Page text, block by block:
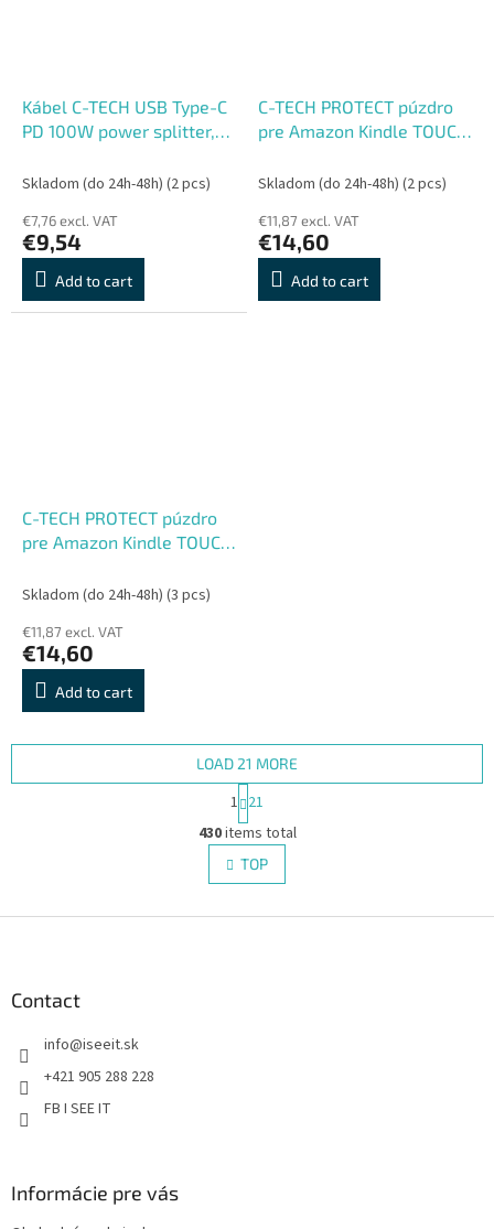
Kábel C-TECH USB Type-C
PD 100W power splitter,
Skladom (do 24h-48h) (2 pcs)
€7,76 excl. VAT
€9,54
Add to cart
C-TECH PROTECT púzdro
pre Amazon Kindle TOUCH
funkcie, hardcover, AKC-
Skladom (do 24h-48h) (2 pcs)
€11,87 excl. VAT
€14,60
Add to cart
C-TECH PROTECT púzdro
pre Amazon Kindle TOUCH
funkcie, hardcover, AKC-
Skladom (do 24h-48h) (3 pcs)
€11,87 excl. VAT
€14,60
Add to cart
L
i
s
t
LOAD 21 MORE
P
a
g
i
n
a
i
1 21
430items total
TOP
Contact
info@iseeit.sk
+421 905 288 228
FB I SEE IT
Informácie pre vás